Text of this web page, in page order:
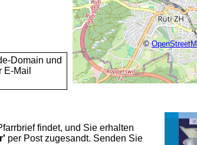
©
Domain und
E-Mail
findet, und Sie erhalten
per Post zugesandt. Senden Sie